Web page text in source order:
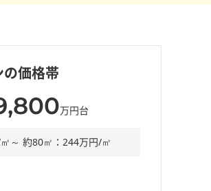
の価格帯
万円台
～ 約80㎡：244万円/㎡